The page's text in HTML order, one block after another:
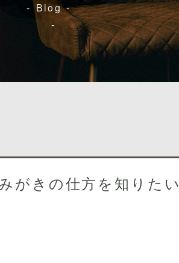
Blog
がきの仕方を知りたい